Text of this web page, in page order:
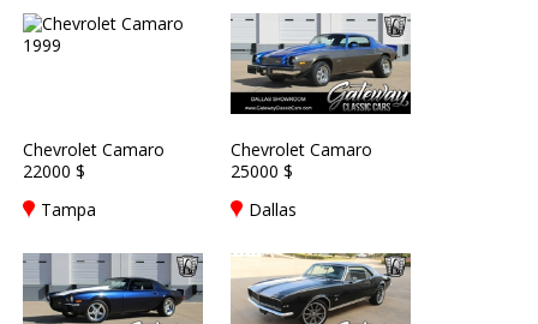
Chevrolet Camaro
22000 $
Tampa
Chevrolet Camaro
25000 $
Dallas